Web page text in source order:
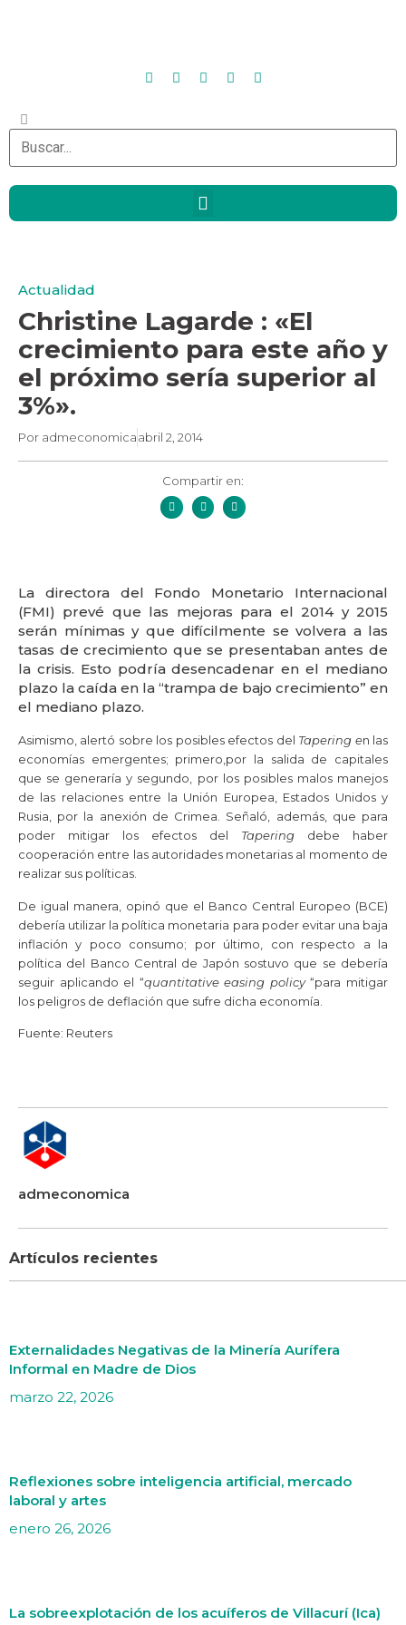
Actualidad
Christine Lagarde : «El
crecimiento para este año y
el próximo sería superior al
3%».
Por admeconomicaabril 2, 2014
Compartir en:
La directora del Fondo Monetario Internacional
(FMI) prevé que las mejoras para el 2014 y 2015
serán mínimas y que difícilmente se volvera a las
tasas de crecimiento que se presentaban antes de
la crisis. Esto podría desencadenar en el mediano
plazo la caída en la “trampa de bajo crecimiento” en
el mediano plazo.
Asimismo, alertó sobre los posibles efectos del Tapering en las
economías emergentes; primero,por la salida de capitales
que se generaría y segundo, por los posibles malos manejos
de las relaciones entre la Unión Europea, Estados Unidos y
Rusia, por la anexión de Crimea. Señaló, además, que para
poder mitigar los efectos del Tapering debe haber
cooperación entre las autoridades monetarias al momento de
realizar sus políticas.
De igual manera, opinó que el Banco Central Europeo (BCE)
debería utilizar la política monetaria para poder evitar una baja
inflación y poco consumo; por último, con respecto a la
política del Banco Central de Japón sostuvo que se debería
seguir aplicando el “quantitative easing policy“para mitigar
los peligros de deflación que sufre dicha economía.
Fuente: Reuters
admeconomica
Artículos recientes
Externalidades Negativas de la Minería Aurífera
Informal en Madre de Dios
marzo 22, 2026
Reflexiones sobre inteligencia artificial, mercado
laboral y artes
enero 26, 2026
La sobreexplotación de los acuíferos de Villacurí (Ica)